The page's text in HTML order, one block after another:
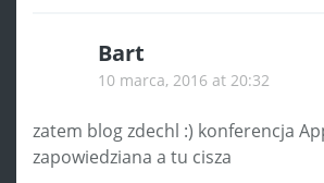
Bart
10 marca, 2016 at 20:32
zatem blog zdechl :) konferencja
zapowiedziana a tu cisza